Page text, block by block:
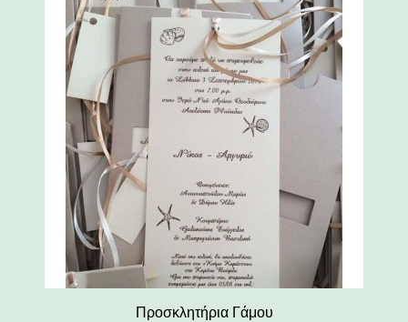
Προσκλητήρια Γάμου